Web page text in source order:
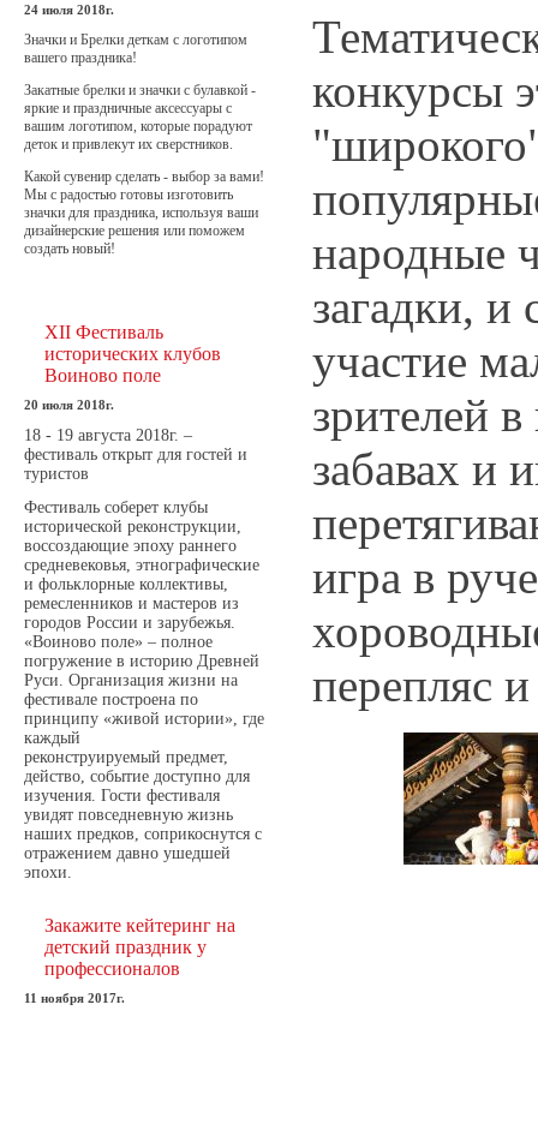
конкурсы
народные
загадки, и
участие
зрителей
забавах и
игра в
перепляс
24 июля 2018г.
Значки и Брелки деткам с логотипом
вашего праздника!
Закатные брелки и значки с булавкой -
яркие и праздничные аксессуары с
вашим логотипом, которые порадуют
деток и привлекут их сверстников.
Какой сувенир сделать - выбор за вами!
Мы с радостью готовы изготовить
значки для праздника, используя ваши
дизайнерские решения или поможем
создать новый!
XII Фестиваль
исторических клубов
Воиново поле
20 июля 2018г.
18 - 19 августа 2018г. –
фестиваль открыт для гостей и
туристов
Фестиваль соберет клубы
исторической реконструкции,
воссоздающие эпоху раннего
средневековья, этнографические
и фольклорные коллективы,
ремесленников и мастеров из
городов России и зарубежья.
«Воиново поле» – полное
погружение в историю Древней
Руси. Организация жизни на
фестивале построена по
принципу «живой истории», где
каждый
реконструируемый предмет,
действо, событие доступно для
изучения. Гости фестиваля
увидят повседневную жизнь
наших предков, соприкоснутся с
отражением давно ушедшей
эпохи.
Закажите кейтеринг на
детский праздник у
профессионалов
11 ноября 2017г.